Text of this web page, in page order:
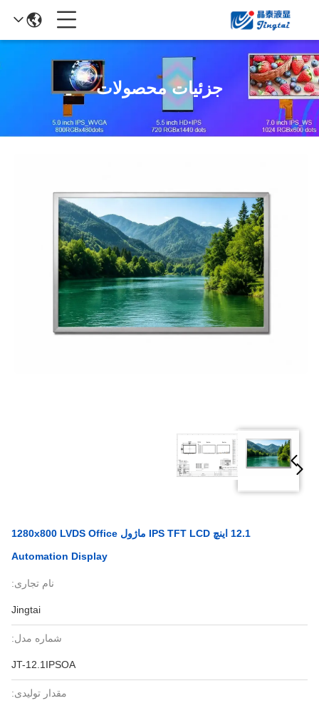
جزئیات محصولات
12.1 اینچ IPS TFT LCD ماژول 1280x800 LVDS Office
Automation Display
نام تجاری:
Jingtai
شماره مدل:
JT-12.1IPSOA
مقدار تولیدی: